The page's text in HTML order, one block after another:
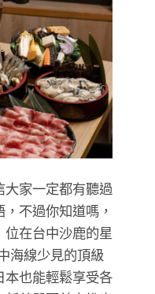
大家一定都有聽過
，不過你知道嗎，
位在台中沙鹿的星
海線少見的頂級
本也能輕鬆享受各